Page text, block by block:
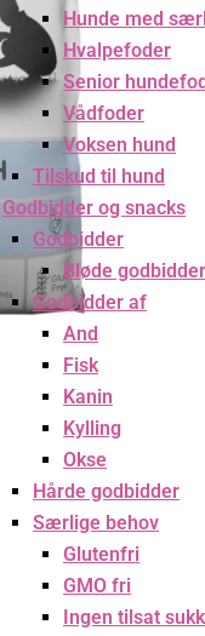
Hunde med
Hvalpefoder
Senior
Vådfoder
Voksen hund
Tilskud til hund
Godbidder og snacks
Godbidder
Bløde godbidder
Godbidder af
And
Fisk
Kanin
Kylling
Okse
Hårde godbidder
Særlige behov
Glutenfri
GMO fri
Ingen tilsat